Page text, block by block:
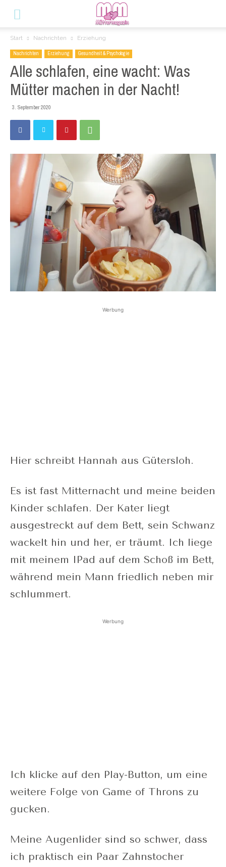
Start Nachrichten Erziehung
Nachrichten Erziehung Gesundheit & Psychologie
Alle schlafen, eine wacht: Was
Mütter machen in der Nacht!
3. September 2020
Werbung
Hier schreibt Hannah aus Gütersloh.
Es ist fast Mitternacht und meine beiden
Kinder schlafen. Der Kater liegt
ausgestreckt auf dem Bett, sein Schwanz
wackelt hin und her, er träumt. Ich liege
mit meinem IPad auf dem Schoß im Bett,
während mein Mann friedlich neben mir
schlummert.
Werbung
Ich klicke auf den Play-Button, um eine
weitere Folge von Game of Throns zu
gucken.
Meine Augenlider sind so schwer, dass
ich praktisch ein Paar Zahnstocher